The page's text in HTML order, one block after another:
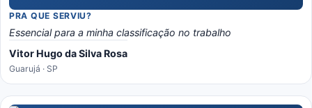
PRA QUE SERVIU?
Essencial para a minha classificação no trabalho
Vitor Hugo da Silva Rosa
Guarujá · SP